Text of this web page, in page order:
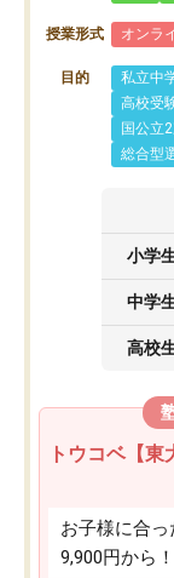
授業形式 オンラ
目的 私立中
高校受
国公立
総合型
小学
中学
高校
トウコベ【
お子様に合
9,900円から！